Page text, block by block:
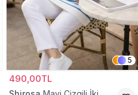
5
490,00TL